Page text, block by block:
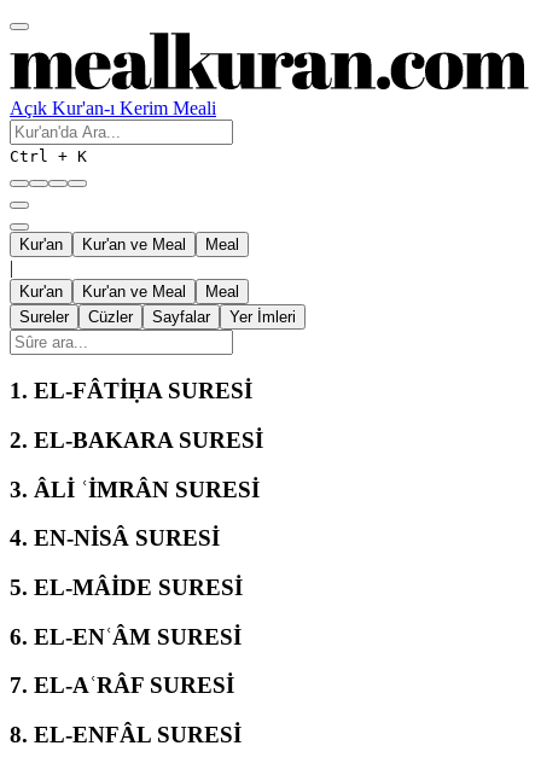
Açık Kur'an-ı Kerim Meali
Ctrl + K
Kur'an Kur'an ve Meal Meal
|
Kur'an Kur'an ve Meal
Meal
Sureler
Cüzler Sayfalar Yer İmleri
1. EL-FÂTİḤA SURESİ
2. EL-BAKARA SURESİ
3. ÂLİ ʿİMRÂN SURESİ
4. EN-NİSÂ SURESİ
5. EL-MÂİDE SURESİ
6. EL-ENʿÂM SURESİ
7. EL-AʿRÂF SURESİ
8. EL-ENFÂL SURESİ